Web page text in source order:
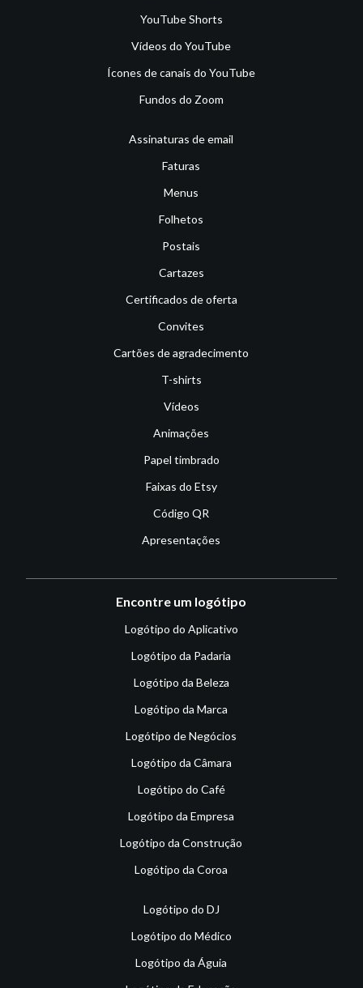
YouTube Shorts
Vídeos do YouTube
Ícones de canais do YouTube
Fundos do Zoom
Assinaturas de email
Faturas
Menus
Folhetos
Postais
Cartazes
Certificados de oferta
Convites
Cartões de agradecimento
T-shirts
Vídeos
Animações
Papel timbrado
Faixas do Etsy
Código QR
Apresentações
Encontre um logótipo
Logótipo do Aplicativo
Logótipo da Padaria
Logótipo da Beleza
Logótipo da Marca
Logótipo de Negócios
Logótipo da Câmara
Logótipo do Café
Logótipo da Empresa
Logótipo da Construção
Logótipo da Coroa
Logótipo do DJ
Logótipo do Médico
Logótipo da Águia